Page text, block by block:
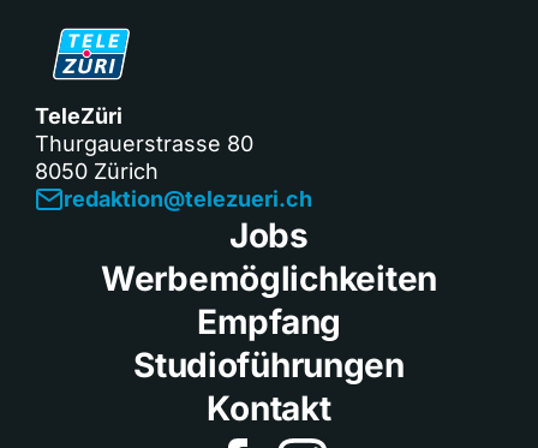
TeleZüri
Thurgauerstrasse 80
8050 Zürich
redaktion@telezueri.ch
Jobs
Werbemöglichkeiten
Empfang
Studioführungen
Kontakt